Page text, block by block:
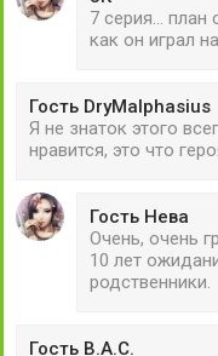
7 серия... план
как он играл
Гость DryMalphasius
Я не знаток этого
нравится, это что
Гость Нева
Очень, очень
10 лет
родственники.
Гость В.А.С.